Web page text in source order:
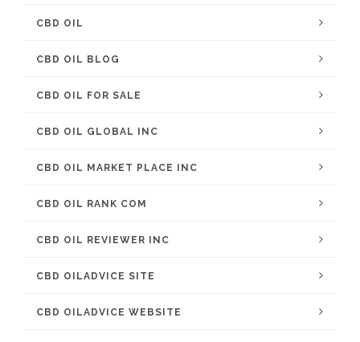
CBD OIL
CBD OIL BLOG
CBD OIL FOR SALE
CBD OIL GLOBAL INC
CBD OIL MARKET PLACE INC
CBD OIL RANK COM
CBD OIL REVIEWER INC
CBD OILADVICE SITE
CBD OILADVICE WEBSITE